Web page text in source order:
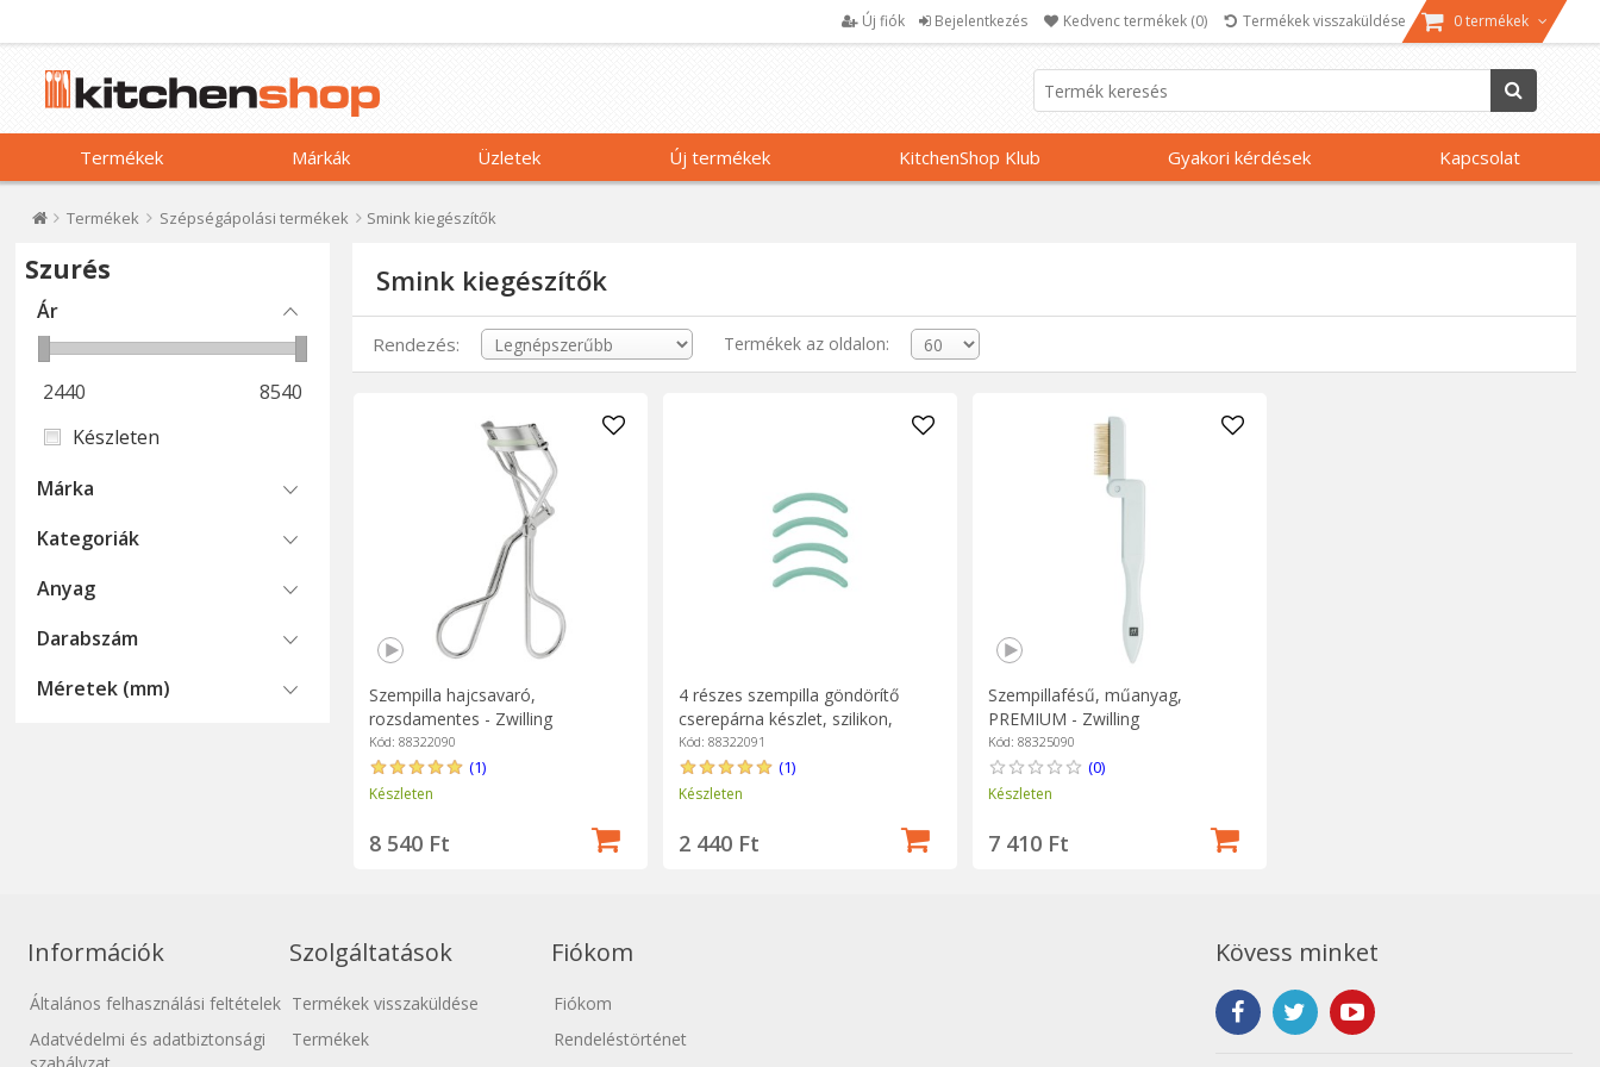
Új fiók Bejelentkezés Kedvenc termékek (0) Termékek visszaküldése 0 termékek
Termékek Márkák Üzletek Új termékek KitchenShop Klub Gyakori kérdések Kapcsolat
Termékek Szépségápolási termékek Smink kiegészítők
Szurés
Ár
2440
8540
Készleten
Márka
Kategoriák
Anyag
Darabszám
Méretek (mm)
Smink kiegészítők
Rendezés: Termékek az oldalon:
Szempilla hajcsavaró,
rozsdamentes - Zwilling
PREMIUM
Kód: 88322090
(1)
Készleten
8 540 Ft
4 részes szempilla göndörítő
cserepárna készlet, szilikon,
PREMIUM - Zwilling
Kód: 88322091
(1)
Készleten
2 440 Ft
Szempillafésű, műanyag,
PREMIUM - Zwilling
Kód: 88325090
(0)
Készleten
7 410 Ft
Információk
Általános felhasználási feltételek
Adatvédelmi és adatbiztonsági
Szolgáltatások
Termékek visszaküldése
Termékek
Fiókom
Fiókom
Rendeléstörténet
Kövess minket